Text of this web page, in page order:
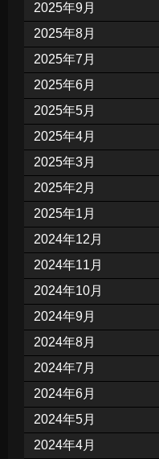
2025年9月
2025年8月
2025年7月
2025年6月
2025年5月
2025年4月
2025年3月
2025年2月
2025年1月
2024年12月
2024年11月
2024年10月
2024年9月
2024年8月
2024年7月
2024年6月
2024年5月
2024年4月